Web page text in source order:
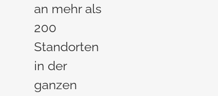
an mehr als
200
Standorten
in der
ganzen